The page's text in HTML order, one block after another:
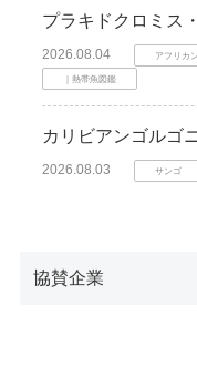
プラキドクロミス
2026.08.04 アフリカ
｜熱帯魚図鑑
カリビアンゴルゴ
2026.08.03 サンゴ
協賛企業